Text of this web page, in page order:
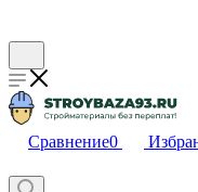
Сравнение0